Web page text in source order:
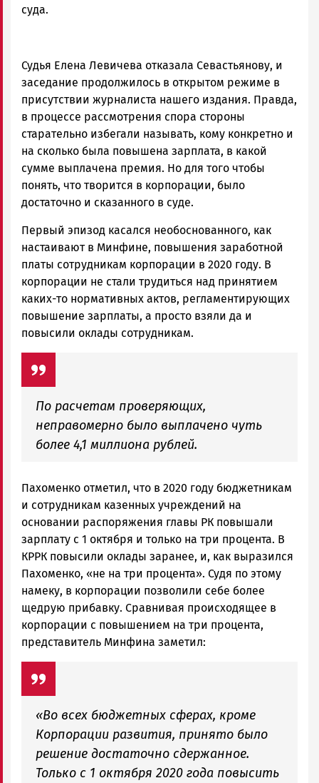
суда.
Судья Елена Левичева отказала Севастьянову, и
заседание продолжилось в открытом режиме в
присутствии журналиста нашего издания. Правда,
в процессе рассмотрения спора стороны
старательно избегали называть, кому конкретно и
на сколько была повышена зарплата, в какой
сумме выплачена премия. Но для того чтобы
понять, что творится в корпорации, было
достаточно и сказанного в суде.
Первый эпизод касался необоснованного, как
настаивают в Минфине, повышения заработной
платы сотрудникам корпорации в 2020 году. В
корпорации не стали трудиться над принятием
каких-то нормативных актов, регламентирующих
повышение зарплаты, а просто взяли да и
повысили оклады сотрудникам.
По расчетам проверяющих,
неправомерно было выплачено чуть
более 4,1 миллиона рублей.
Пахоменко отметил, что в 2020 году бюджетникам
и сотрудникам казенных учреждений на
основании распоряжения главы РК повышали
зарплату с 1 октября и только на три процента. В
КРРК повысили оклады заранее, и, как выразился
Пахоменко, «не на три процента». Судя по этому
намеку, в корпорации позволили себе более
щедрую прибавку. Сравнивая происходящее в
корпорации с повышением на три процента,
представитель Минфина заметил:
«Во всех бюджетных сферах, кроме
Корпорации развития, принято было
решение достаточно сдержанное.
Только с 1 октября 2020 года повысить